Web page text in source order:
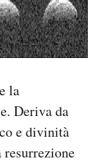
la
Deriva da
e divinità